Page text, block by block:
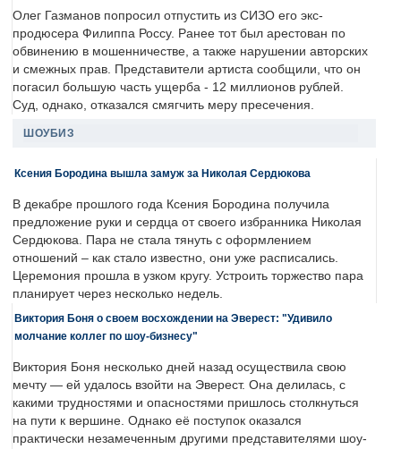
Олег Газманов попросил отпустить из СИЗО его экс-
продюсера Филиппа Россу. Ранее тот был арестован по
обвинению в мошенничестве, а также нарушении авторских
и смежных прав. Представители артиста сообщили, что он
погасил большую часть ущерба - 12 миллионов рублей.
Суд, однако, отказался смягчить меру пресечения.
ШОУБИЗ
Ксения Бородина вышла замуж за Николая Сердюкова
В декабре прошлого года Ксения Бородина получила
предложение руки и сердца от своего избранника Николая
Сердюкова. Пара не стала тянуть с оформлением
отношений – как стало известно, они уже расписались.
Церемония прошла в узком кругу. Устроить торжество пара
планирует через несколько недель.
Виктория Боня о своем восхождении на Эверест: "Удивило
молчание коллег по шоу-бизнесу"
Виктория Боня несколько дней назад осуществила свою
мечту — ей удалось взойти на Эверест. Она делилась, с
какими трудностями и опасностями пришлось столкнуться
на пути к вершине. Однако её поступок оказался
практически незамеченным другими представителями шоу-